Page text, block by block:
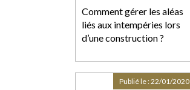
Comment gérer les aléas
liés aux intempéries lors
d’une construction ?
Publié le :22/01/2020